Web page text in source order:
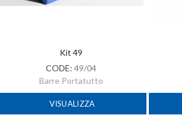
Kit 49
CODE: 49/04
Barre Portatutto
VISUALIZZA